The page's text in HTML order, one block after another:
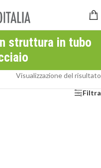
struttura in tubo
Visualizzazione del risultato
Filtra